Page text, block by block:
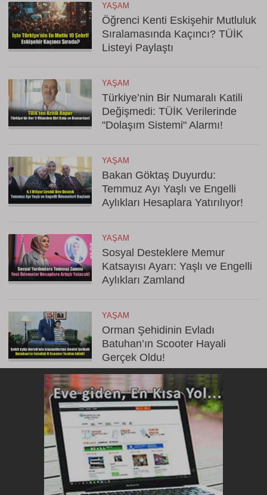
YAŞAM
Öğrenci Kenti Eskişehir Mutluluk
Sıralamasında Kaçıncı? TÜİK
Listeyi Paylaştı
YAŞAM
Türkiye’nin Bir Numaralı Katili
Değişmedi: TÜİK Verilerinde
"Dolaşım Sistemi" Alarmı!
YAŞAM
Bakan Göktaş Duyurdu:
Temmuz Ayı Yaşlı ve Engelli
Aylıkları Hesaplara Yatırılıyor!
YAŞAM
Sosyal Desteklere Memur
Katsayısı Ayarı: Yaşlı ve Engelli
Aylıkları Zamland
YAŞAM
Orman Şehidinin Evladı
Batuhan’ın Scooter Hayali
Gerçek Oldu!